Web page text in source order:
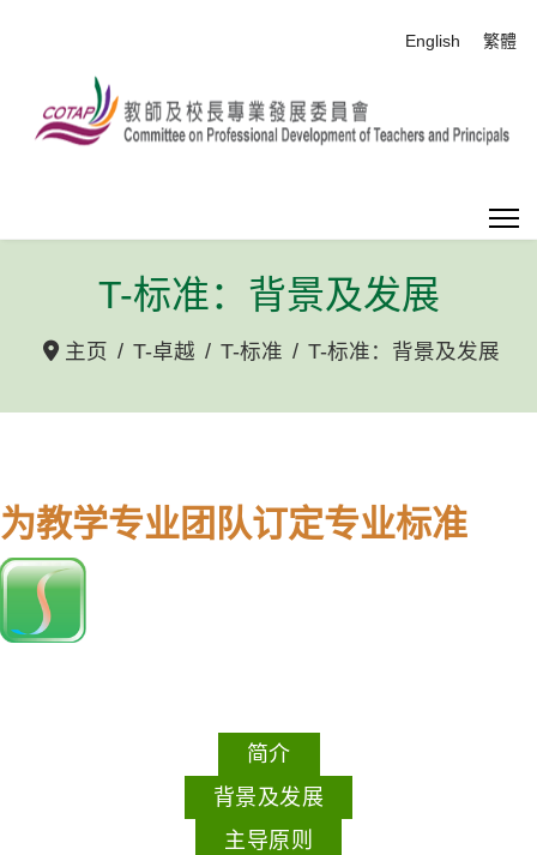
选择你的语音
English 繁體
T-标准：背景及发展
主页 T-卓越 T-标准 T-标准：背景及发展
为教学专业团队订定专业标准
简介
背景及发展
主导原则